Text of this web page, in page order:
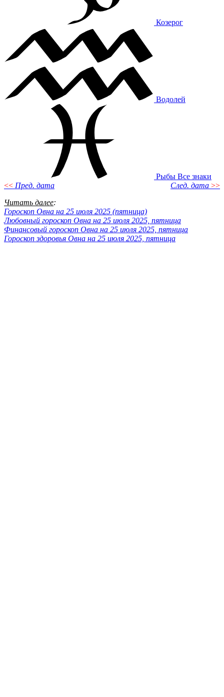
Козерог
Водолей
Рыбы Все знаки
<< Пред. дата След. дата >>
Читать далее:
Гороскоп Овна на 25 июля 2025 (пятница)
Любовный гороскоп Овна на 25 июля 2025, пятница
Финансовый гороскоп Овна на 25 июля 2025, пятница
Гороскоп здоровья Овна на 25 июля 2025, пятница